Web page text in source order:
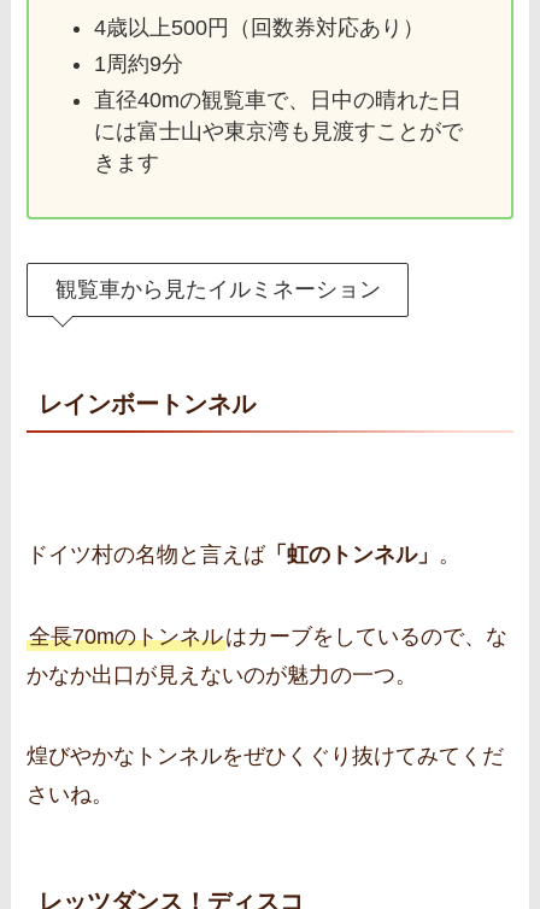
4歳以上500円（回数券対応あり）
1周約9分
直径40mの観覧車で、日中の晴れた日
には富士山や東京湾も見渡すことがで
きます
観覧車から見たイルミネーション
レインボートンネル
ドイツ村の名物と言えば「虹のトンネル」 。
全長70mのトンネルはカーブをしているので、な
かなか出口が見えないのが魅力の一つ。
煌びやかなトンネルをぜひくぐり抜けてみてくだ
さいね。
レッツダンス！ディスコ